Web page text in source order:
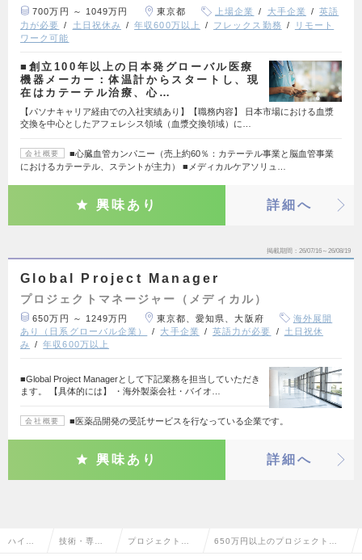
700万円 ～ 1049万円 東京都 上場企業 大手企業
英語
力が必要
土日祝休み 年収600万以上 フレックス勤務
リモート
ワーク可能
■創立100年以上の日本発グローバル医療
機器メーカー：体温計からスタートし、現
在はカテーテル治療、心…
【パソナキャリア経由での入社実績あり】【職務内容】 日本市場における血漿
交換を中心としたアフェレシス領域（血漿交換領域）に…
会社概要
■心臓血管カンパニー（売上約60％：カテーテル事業と脳血管事業
におけるカテーテル、ステントが主力） ■メディカルケアソリュ…
興味あり 詳細へ
掲載期間 26/07/16～26/08/19
Global Project Manager
プロジェクトマネージャー（メディカル）
650万円 ～ 1249万円 東京都、愛知県、大阪府
海外展開
あり（日系グローバル企業）
大手企業 英語力が必要
土日祝休
み
年収600万以上
■Global Project Managerとして下記業務を担当していただき
ます。 【具体的には】 ・海外製薬会社・バイオ…
会社概要 ■医薬品開発の受託サービスを行なっている企業です。
興味あり 詳細へ
ハイク 技術・専門 プロジェクトマ 650万円以上のプロジェクトマ